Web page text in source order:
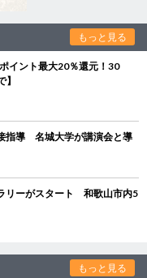
もっと見る
イント最大20％還元！30
指導 名城大学が講演会と導
リーがスタート 和歌山市内5
もっと見る